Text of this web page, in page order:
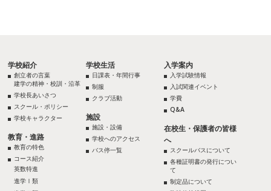
学校紹介
創立者の言葉
建学の精神・校訓・沿革
学校長あいさつ
スクール・ポリシー
学校キャラクター
教育・進路
教育の特色
コース紹介
英数特進
進学Ⅰ類
学校生活
日課表・年間行事
制服
クラブ活動
施設
施設・設備
学校へのアクセス
バス停一覧
入学案内
入学試験情報
入試関連イベント
学費
Q&A
在校生・保護者の皆様
へ
スクールバスについて
各種証明書の発行につい
て
制定品について